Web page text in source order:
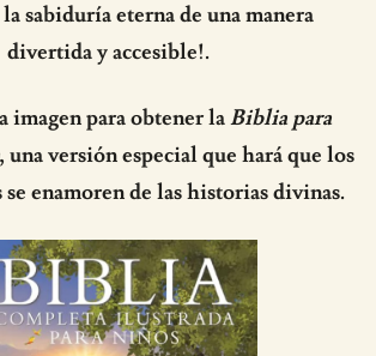
la sabiduría eterna de una manera
divertida y accesible!.
imagen para obtener laBiblia para
, una versión especial que hará que los
se enamoren de las historias divinas.